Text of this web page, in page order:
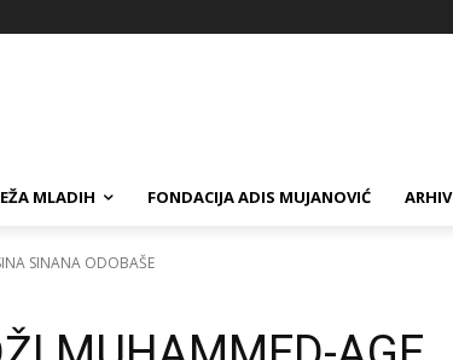
MLADIH FONDACIJA ADIS MUJANOVIĆ ARHIV
SINANA ODOBAŠE